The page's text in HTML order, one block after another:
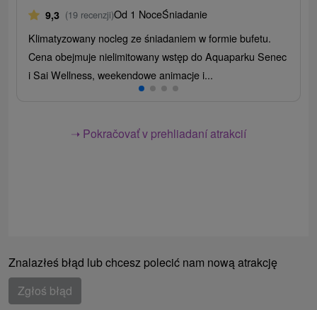
9,3 (19 recenzji)Od 1 NoceŚniadanie
Klimatyzowany nocleg ze śniadaniem w formie bufetu.
Cena obejmuje nielimitowany wstęp do Aquaparku Senec
i Sai Wellness, weekendowe animacje i...
➝ Pokračovať v prehliadaní atrakcií
Znalazłeś błąd lub chcesz polecić nam nową atrakcję
Zgłoś błąd